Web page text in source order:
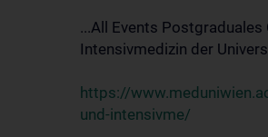
...All Events
Intensivmedizin der
https://
und-intensivme/